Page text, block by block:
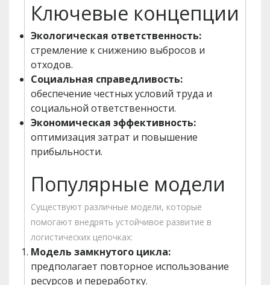
Ключевые концепции
Экологическая ответственность:
стремление к снижению выбросов и
отходов.
Социальная справедливость:
обеспечение честных условий труда и
социальной ответственности.
Экономическая эффективность:
оптимизация затрат и повышение
прибыльности.
Популярные модели
Существуют различные модели, которые
помогают внедрять устойчивое развитие в
логистических цепочках:
Модель замкнутого цикла:
предполагает повторное использование
ресурсов и переработку.